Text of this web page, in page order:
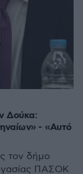
Δούκα:
- «Αυτό
τον δήμο
ΠΑΣΟΚ